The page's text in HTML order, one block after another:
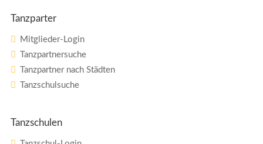
Tanzparter
Mitglieder-Login
Tanzpartnersuche
Tanzpartner nach Städten
Tanzschulsuche
Tanzschulen